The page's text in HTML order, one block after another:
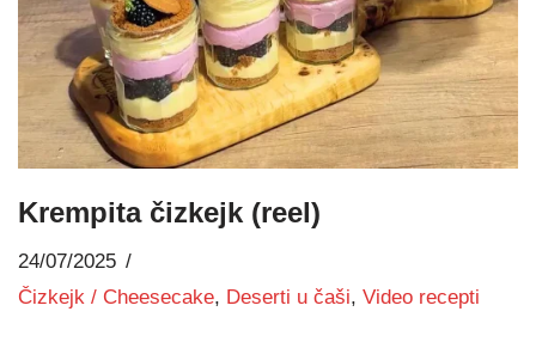
Krempita čizkejk (reel)
24/07/2025
Čizkejk / Cheesecake, Deserti u čaši, Video recepti